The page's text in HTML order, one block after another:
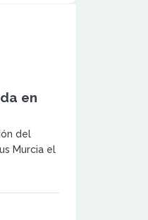
en
del
Murcia el